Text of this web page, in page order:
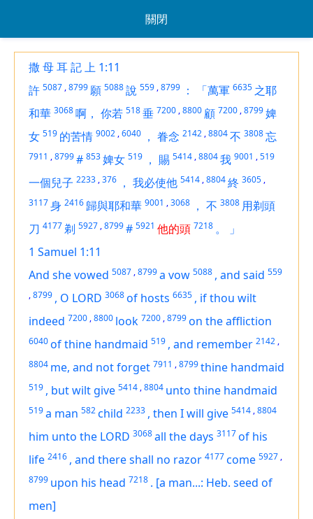
關閉
撒 母 耳 記 上 1:11
許 5087 ,8799願 5088說 559 ,8799 ： 「萬軍 6635 之耶
和華 3068啊， 你若 518垂 7200 ,8800 顧 7200 ,8799婢
女 519 的苦情 9002 ,6040 ， 眷念 2142 ,8804不 3808忘
7911 ,8799# 853婢女 519 ， 賜 5414 ,8804我 9001 ,519
一個兒子 2233 ,376 ， 我必使他 5414 ,8804終 3605 ,
3117身 2416 歸與耶和華 9001 ,3068 ， 不 3808 用剃頭
刀 4177剃 5927 ,8799# 5921 他的頭 7218 。
」
1 Samuel 1:11
And she vowed 5087 ,8799a vow 5088 , and said 559
,8799 , O LORD 3068of hosts 6635 , if thou wilt
indeed 7200 ,8800 look 7200 ,8799on the affliction
6040of thine handmaid 519 , and remember 2142 ,
8804 me, and not forget 7911 ,8799thine handmaid
519 , but wilt give 5414 ,8804 unto thine handmaid
519a man 582child 2233 , then I will give 5414 ,8804
him unto the LORD 3068all the days 3117of his
life 2416 , and there shall no razor 4177come 5927 ,
8799 upon his head 7218 . [a man...: Heb. seed of
men]